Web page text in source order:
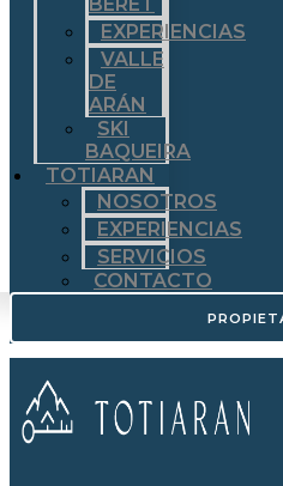
EXPERIENCIAS
VALLE
DE
ARÁN
SKI
BAQUEIRA
TOTIARAN
NOSOTROS
EXPERIENCIAS
SERVICIOS
CONTACTO